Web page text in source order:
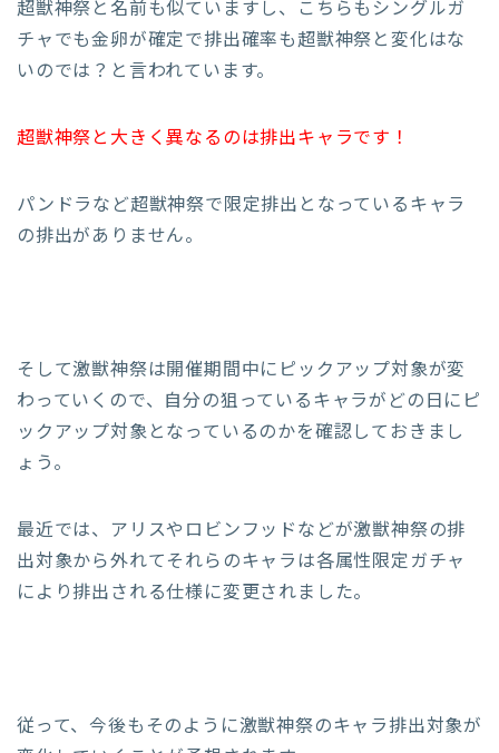
超獣神祭と名前も似ていますし、こちらもシングルガ
チャでも金卵が確定で排出確率も超獣神祭と変化はな
いのでは？と言われています。
超獣神祭と大きく異なるのは排出キャラです！
パンドラなど超獣神祭で限定排出となっているキャラ
の排出がありません。
そして激獣神祭は開催期間中にピックアップ対象が変
わっていくので、自分の狙っているキャラがどの日にピ
ックアップ対象となっているのかを確認しておきまし
ょう。
最近では、アリスやロビンフッドなどが激獣神祭の排
出対象から外れてそれらのキャラは各属性限定ガチャ
により排出される仕様に変更されました。
従って、今後もそのように激獣神祭のキャラ排出対象が